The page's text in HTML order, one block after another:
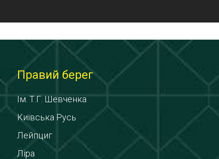
Правий берег
Ім. Т.Г. Шевченка
Київська Русь
Лейпциг
Ліра